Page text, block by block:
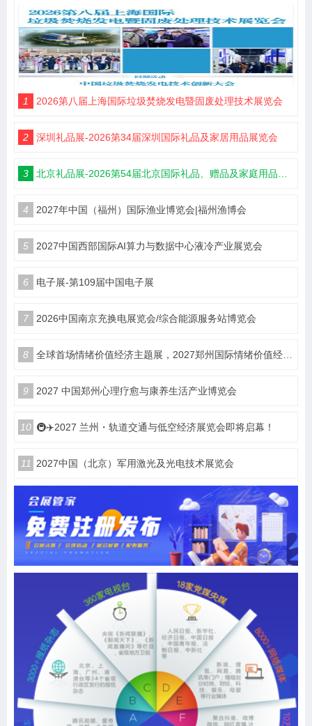
1 2026第八届上海国际垃圾焚烧发电暨固废处理技术展览会
2 深圳礼品展-2026第34届深圳国际礼品及家居用品展览会
3 北京礼品展-2026第54届北京国际礼品、赠品及家庭用品展览会
4 2027年中国（福州）国际渔业博览会|福州渔博会
5 2027中国西部国际AI算力与数据中心液冷产业展览会
6 电子展-第109届中国电子展
7 2026中国南京充换电展览会/综合能源服务站博览会
8 全球首场情绪价值经济主题展，2027郑州国际情绪价值经济博览会
9 2027 中国郑州心理疗愈与康养生活产业博览会
10 🚇✈️2027 兰州・轨道交通与低空经济展览会即将启幕！
11 2027中国（北京）军用激光及光电技术展览会